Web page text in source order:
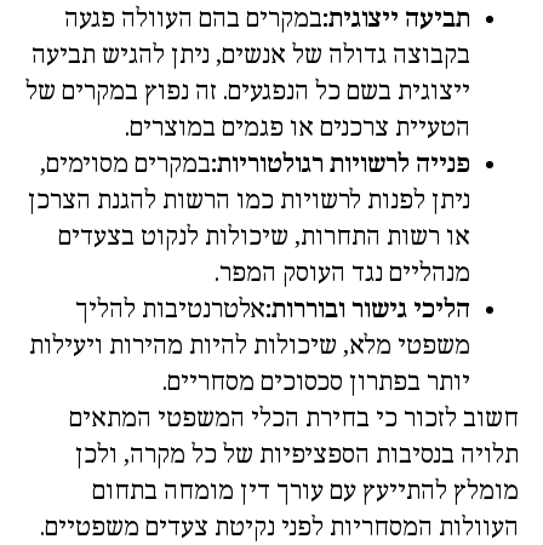
תביעה ייצוגית:במקרים בהם העוולה פגעה
בקבוצה גדולה של אנשים, ניתן להגיש תביעה
ייצוגית בשם כל הנפגעים. זה נפוץ במקרים של
הטעיית צרכנים או פגמים במוצרים.
פנייה לרשויות רגולטוריות:במקרים מסוימים,
ניתן לפנות לרשויות כמו הרשות להגנת הצרכן
או רשות התחרות, שיכולות לנקוט בצעדים
מנהליים נגד העוסק המפר.
הליכי גישור ובוררות:אלטרנטיבות להליך
משפטי מלא, שיכולות להיות מהירות ויעילות
יותר בפתרון סכסוכים מסחריים.
חשוב לזכור כי בחירת הכלי המשפטי המתאים
תלויה בנסיבות הספציפיות של כל מקרה, ולכן
מומלץ להתייעץ עם עורך דין מומחה בתחום
העוולות המסחריות לפני נקיטת צעדים משפטיים.